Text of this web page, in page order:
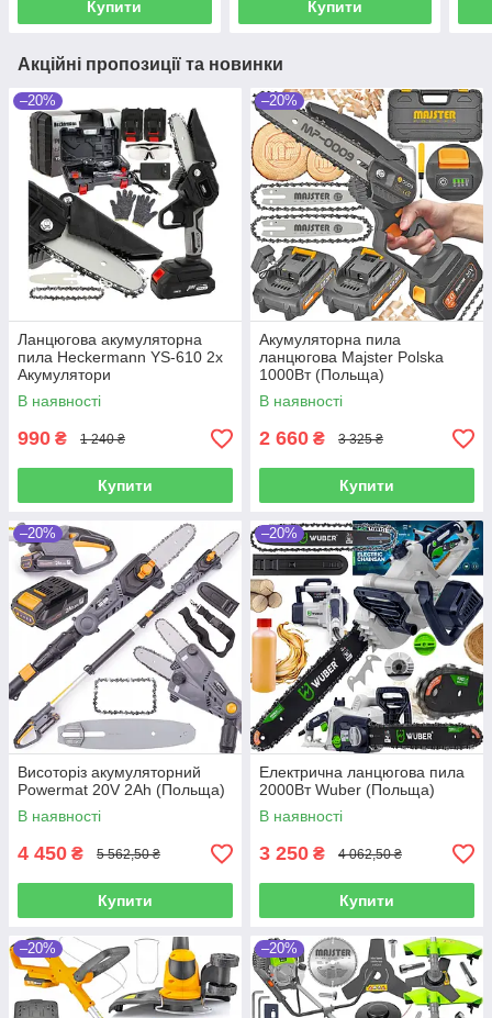
Купити Купити
Акційні пропозиції та новинки
–20%
Ланцюгова акумуляторна
пила Heckermann YS-610 2x
Акумулятори
В наявності
990 ₴ 1 240 ₴
Купити
–20%
Акумуляторна пила
ланцюгова Majster Polska
1000Вт (Польща)
В наявності
2 660 ₴ 3 325 ₴
Купити
–20%
Висоторіз акумуляторний
Powermat 20V 2Ah (Польща)
В наявності
4 450 ₴ 5 562,50 ₴
Купити
–20%
Електрична ланцюгова пила
2000Вт Wuber (Польща)
В наявності
3 250 ₴ 4 062,50 ₴
Купити
–20% –20%